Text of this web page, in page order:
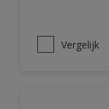
Vergelijk